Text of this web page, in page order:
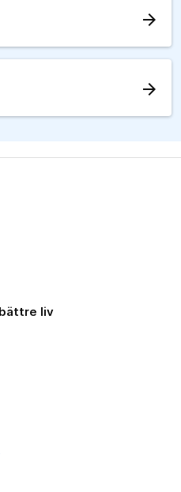
arrow_forward
arrow_forward
liv